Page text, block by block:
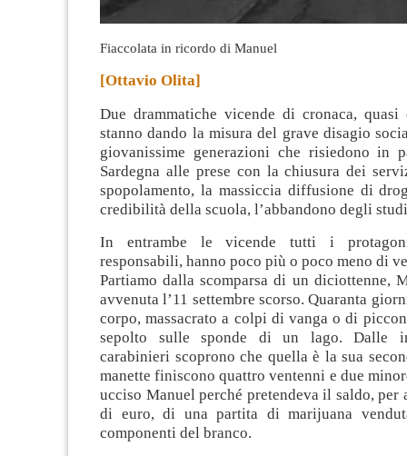
Fiaccolata in ricordo di Manuel
[Ottavio Olita]
Due drammatiche vicende di cronaca, quasi
stanno dando la misura del grave disagio
giovanissime generazioni che risiedono in
Sardegna alle prese con la chiusura dei
spopolamento, la massiccia diffusione di
credibilità della scuola, l’abbandono degli
In entrambe le vicende tutti i
responsabili, hanno poco più o poco meno di
Partiamo dalla scomparsa di un diciottenne,
avvenuta l’11 settembre scorso. Quaranta
corpo, massacrato a colpi di vanga o di
sepolto sulle sponde di un lago. Dalle
carabinieri scoprono che quella è la sua
manette finiscono quattro ventenni e due
ucciso Manuel perché pretendeva il saldo, per
di euro, di una partita di marijuana
componenti del branco.